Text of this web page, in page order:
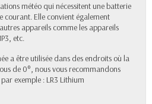
météo qui nécessitent une batterie
courant. Elle convient également
appareils comme les appareils
etc.
a être utilisée dans des endroits où la
de 0°, nous vous recommandons
exemple : LR3 Lithium